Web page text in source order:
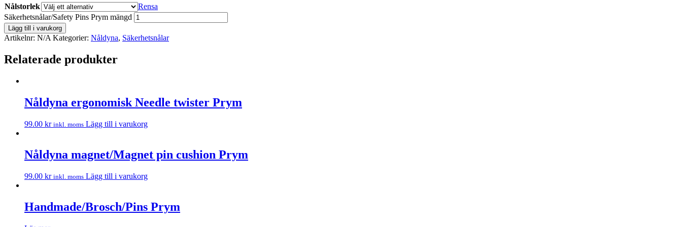
Nålstorlek
Rensa
Säkerhetsnålar/Safety Pins Prym mängd
Lägg till i varukorg
Artikelnr: N/A Kategorier: Nåldyna, Säkerhetsnålar
Relaterade produkter
Nåldyna ergonomisk Needle twister Prym
99.00 kr inkl. moms Lägg till i varukorg
Nåldyna magnet/Magnet pin cushion Prym
99.00 kr inkl. moms Lägg till i varukorg
Handmade/Brosch/Pins Prym